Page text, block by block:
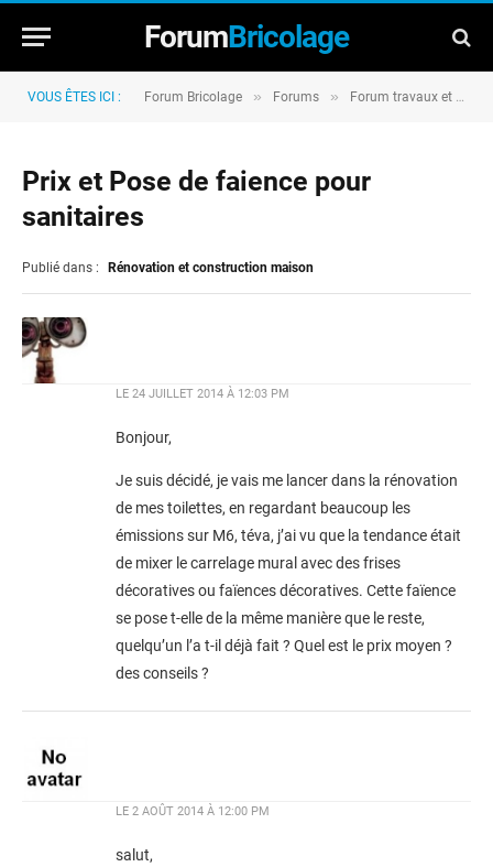
ForumBricolage
VOUS ÊTES ICI : Forum Bricolage » Forums » Forum travaux et rénovation
Prix et Pose de faience pour
sanitaires
Publié dans : Rénovation et construction maison
LE 24 JUILLET 2014 À 12:03 PM
Bonjour,
Je suis décidé, je vais me lancer dans la rénovation
de mes toilettes, en regardant beaucoup les
émissions sur M6, téva, j’ai vu que la tendance était
de mixer le carrelage mural avec des frises
décoratives ou faïences décoratives. Cette faïence
se pose t-elle de la même manière que le reste,
quelqu’un l’a t-il déjà fait ? Quel est le prix moyen ?
des conseils ?
LE 2 AOÛT 2014 À 12:00 PM
salut,